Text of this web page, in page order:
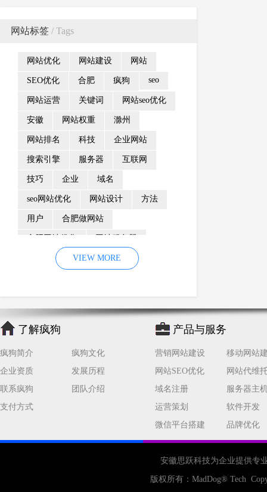
网站标签 / Tags
网站优化 网站建设 网站
SEO优化 合肥 疯狗 seo
网站运营 关键词 网站seo优化
安徽 网站权重 滁州
网站排名 科技 企业网站
搜索引擎 服务器 互联网
技巧 企业 域名
seo网站优化 网站设计 方法
用户 合肥做网站
优化 网站降权
企业网站建设 效果 页面
网络营销 因素 网络公司
网站流量
百度优化 网站收录
网站seo 专业
VIEW MORE
了解疯狗
疯狗简介
疯狗文化
企业资质
发展历程
联系疯狗
团队介绍
支付方式
产品与服务
营销网站建设
移动网站
网站SEO优化
网站代维
域名注册
服务器主
运营策划
软件开发
微信平台搭建
品牌优化
安徽思跃科技为企业提供专
版权所有： MadDog® Tech